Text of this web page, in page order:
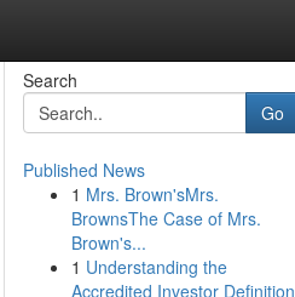
Search
Go
Published News
1 Mrs. Brown'sMrs.
BrownsThe Case of Mrs.
Brown's...
1 Understanding the
Accredited Investor Definition